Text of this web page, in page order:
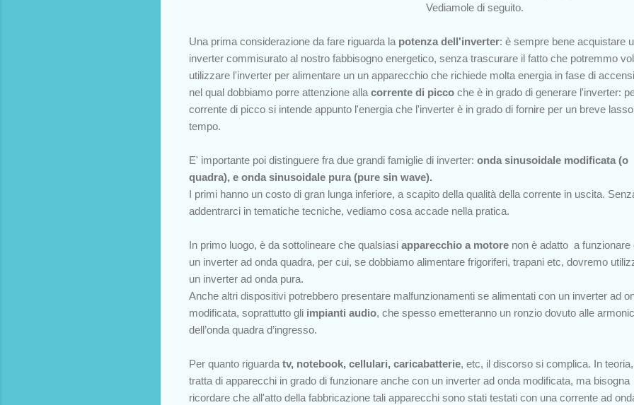
Vediamole di seguito.
Una prima considerazione da fare riguarda la potenza dell'inverter: è sempre bene acquistare
inverter commisurato al nostro fabbisogno energetico, senza trascurare il fatto che potremmo
utilizzare l'inverter per alimentare un un apparecchio che richiede molta energia in fase di
nel qual dobbiamo porre attenzione alla corrente di picco che è in grado di generare l'inverter:
corrente di picco si intende appunto l'energia che l'inverter è in grado di fornire per un breve
tempo.
E' importante poi distinguere fra due grandi famiglie di inverter: onda sinusoidale modificata (o
quadra), e onda sinusoidale pura (pure sin wave).
I primi hanno un costo di gran lunga inferiore, a scapito della qualità della corrente in uscita.
addentrarci in tematiche tecniche, vediamo cosa accade nella pratica.
In primo luogo, è da sottolineare che qualsiasi apparecchio a motore non è adatto a funzionare
un inverter ad onda quadra, per cui, se dobbiamo alimentare frigoriferi, trapani etc, dovremo
un inverter ad onda pura.
Anche altri dispositivi potrebbero presentare malfunzionamenti se alimentati con un inverter ad
modificata, soprattutto gli impianti audio, che spesso emetteranno un ronzio dovuto alle
dell’onda quadra d’ingresso.
Per quanto riguarda tv, notebook, cellulari, caricabatterie, etc, il discorso si complica. In
tratta di apparecchi in grado di funzionare anche con un inverter ad onda modificata, ma bisogna
ricordare che all'atto della fabbricazione tali apparecchi sono stati testati con una corrente ad